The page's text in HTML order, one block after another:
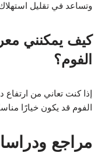
وتساعد في تقليل
كيف يمكنني
الفوم؟
إذا كنت تعاني من
الفوم قد يكون خيارًا
مراجع